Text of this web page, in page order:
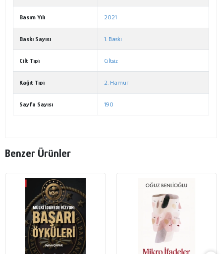
Basım Yılı 2021
Baskı Sayısı 1. Baskı
Cilt Tipi Ciltsiz
Kağıt Tipi 2. Hamur
Sayfa Sayısı 190
Benzer Ürünler